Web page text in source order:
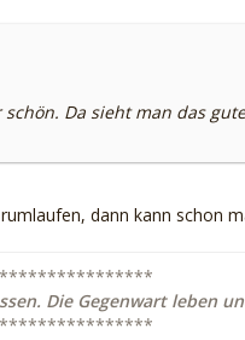
Da sieht man das
dann kann schon
Die Gegenwart leben